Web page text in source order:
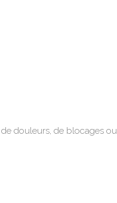
douleurs, de blocages ou